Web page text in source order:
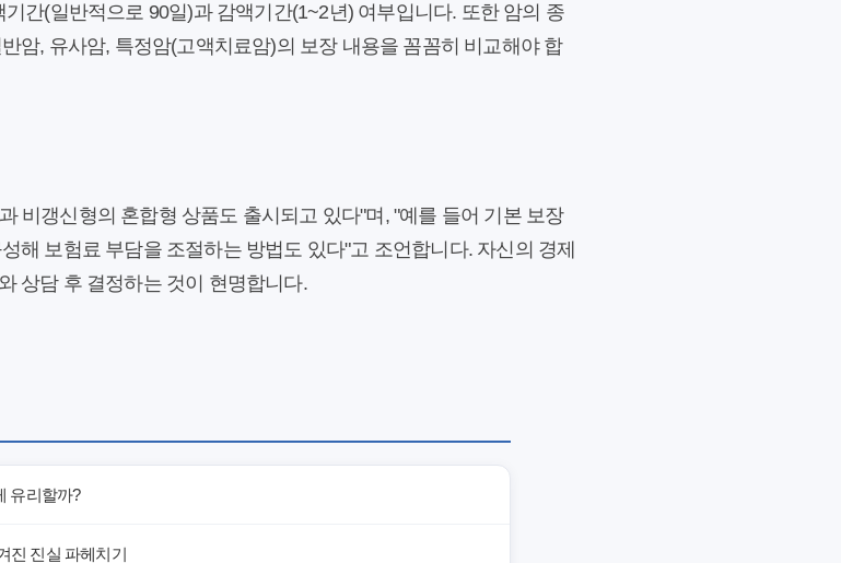
간(일반적으로 90일)과 감액기간(1~2년) 여부입니다. 또한 암의 종
암, 유사암, 특정암(고액치료암)의 보장 내용을 꼼꼼히 비교해야 합
비갱신형의 혼합형 상품도 출시되고 있다"며, "예를 들어 기본 보장
해 보험료 부담을 조절하는 방법도 있다"고 조언합니다. 자신의 경제
상담 후 결정하는 것이 현명합니다.
유리할까?
진 진실 파헤치기